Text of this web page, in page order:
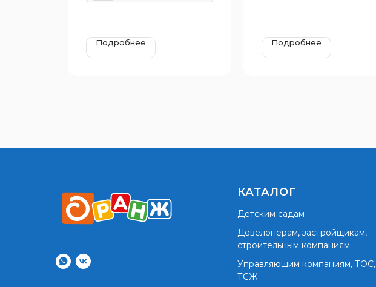
Подробнее Подробнее
КАТАЛОГ
Детским садам
Девелоперам, застройщикам,
строительным компаниям
Управляющим компаниям, ТОС,
ТСЖ